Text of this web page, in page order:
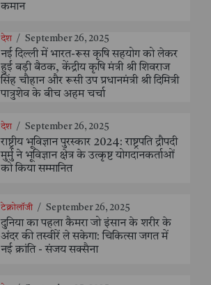
कमान
देश / September 26, 2025
नई दिल्ली में भारत-रूस कृषि सहयोग को लेकर
हुई बड़ी बैठक, केंद्रीय कृषि मंत्री श्री शिवराज
सिंह चौहान और रूसी उप प्रधानमंत्री श्री दिमित्री
पात्रुशेव के बीच अहम चर्चा
देश / September 26, 2025
राष्ट्रीय भूविज्ञान पुरस्कार 2024: राष्ट्रपति द्रौपदी
मुर्मु ने भूविज्ञान क्षेत्र के उत्कृष्ट योगदानकर्ताओं
को किया सम्मानित
टेक्नोलॉजी / September 26, 2025
दुनिया का पहला कैमरा जो इंसान के शरीर के
अंदर की तस्वीरें ले सकेगा: चिकित्सा जगत में
नई क्रांति - संजय सक्सैना